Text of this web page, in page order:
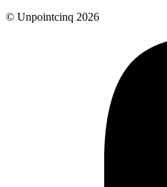
© Unpointcinq 2026